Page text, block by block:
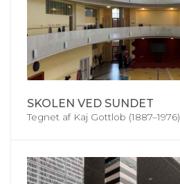
SKOLEN VED SUNDET
Tegnet af Kaj Gottlob (1887–1976)